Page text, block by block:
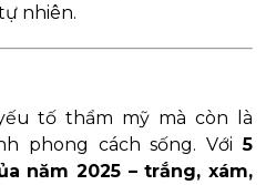
nhiên.
tố thẩm mỹ mà còn là
phong cách sống. Với5
năm 2025 – trắng, xám,